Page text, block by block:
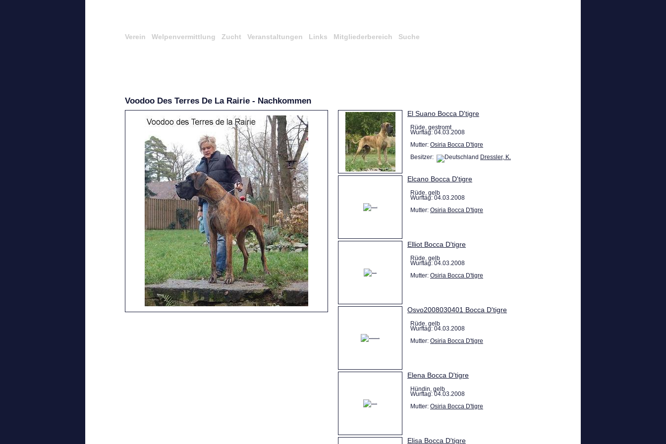
Verein Welpenvermittlung Zucht Veranstaltungen Links Mitgliederbereich Suche
Voodoo Des Terres De La Rairie - Nachkommen
El Suano Bocca D'tigre
Rüde, gestromt
Wurftag: 04.03.2008
Mutter: Osiria Bocca D'tigre
Besitzer: Dressler, K.
Elcano Bocca D'tigre
Rüde, gelb
Wurftag: 04.03.2008
Mutter: Osiria Bocca D'tigre
Elliot Bocca D'tigre
Rüde, gelb
Wurftag: 04.03.2008
Mutter: Osiria Bocca D'tigre
Osvo2008030401 Bocca D'tigre
Rüde, gelb
Wurftag: 04.03.2008
Mutter: Osiria Bocca D'tigre
Elena Bocca D'tigre
Hündin, gelb
Wurftag: 04.03.2008
Mutter: Osiria Bocca D'tigre
Elisa Bocca D'tigre